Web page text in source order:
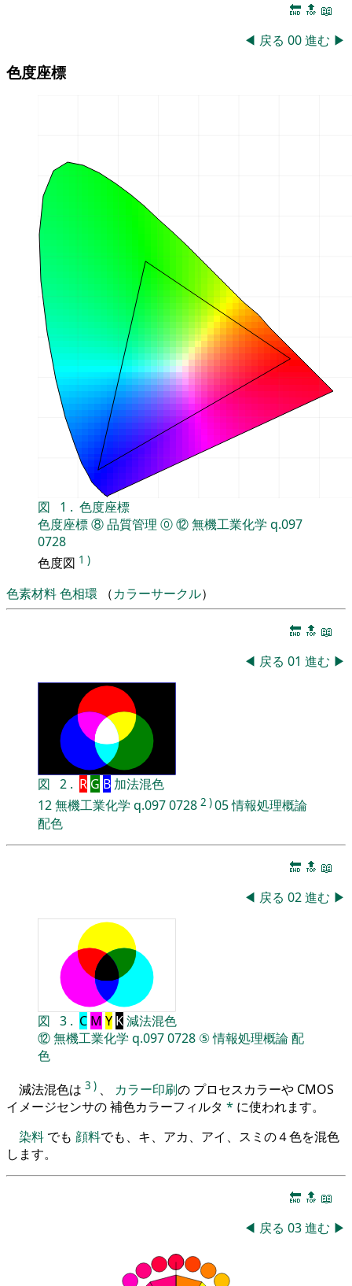
🔚 🔝 📖
◀ 戻る 00進む ▶
色度座標
図 1 . 色度座標
色度座標⑧品質管理 ⓪⑫無機工業化学 q.097
0728
色度図 1 )
色素材料色相環 （カラーサークル）
🔚 🔝 📖
◀ 戻る 01 進む ▶
図 2 . R G B加法混色
12無機工業化学 q.0970728 2 )05情報処理概論
配色
🔚 🔝 📖
◀ 戻る 02進む ▶
図 3 . C M Y K減法混色
⑫無機工業化学 q.0970728 ⑤情報処理概論配
色
減法混色は 3 ) 、 カラー印刷の プロセスカラーや CMOS
イメージセンサの 補色カラーフィルタ * に使われます。
染料 でも 顔料でも、キ、アカ、アイ、スミの４色を混色
します。
🔚 🔝 📖
◀ 戻る 03進む ▶